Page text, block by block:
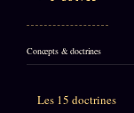
Concepts & doctrines
Les 15 doctrines